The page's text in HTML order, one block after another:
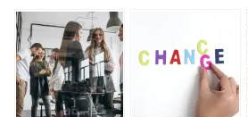
評
「プライバシーの
時代」への書評